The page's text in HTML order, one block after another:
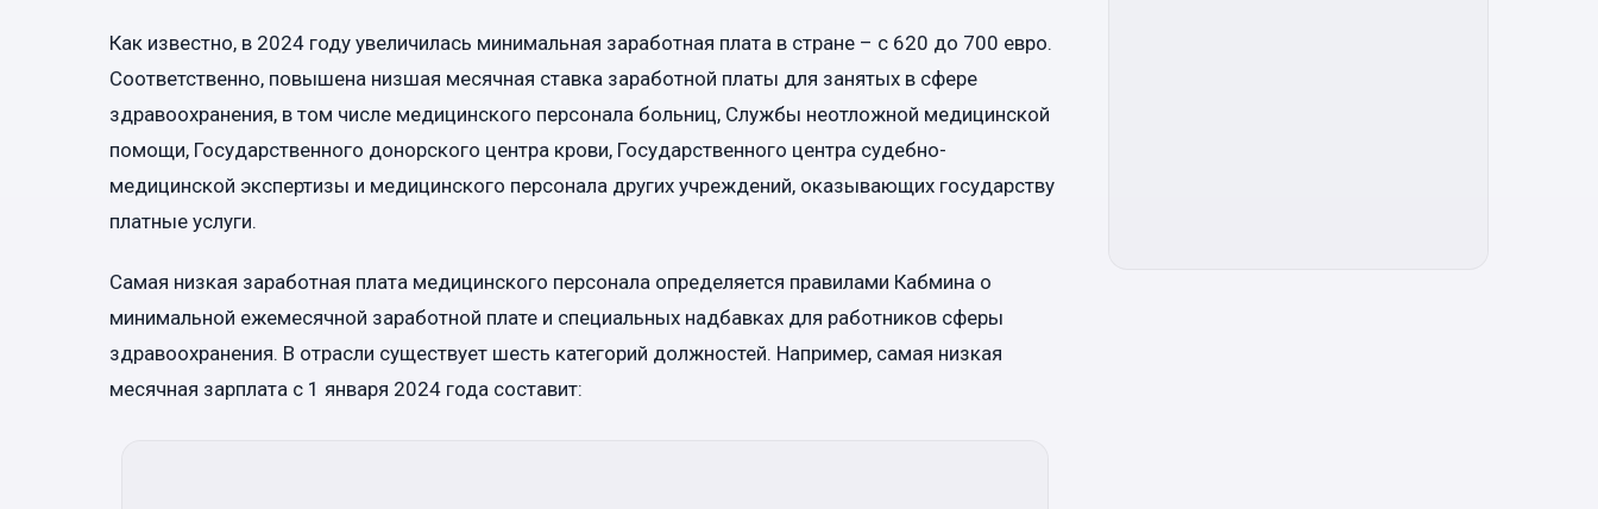
Как известно, в 2024 году увеличилась минимальная заработная плата в стране – с 620 до 700 евро.
Соответственно, повышена низшая месячная ставка заработной платы для занятых в сфере
здравоохранения, в том числе медицинского персонала больниц, Службы неотложной медицинской
помощи, Государственного донорского центра крови, Государственного центра судебно-
медицинской экспертизы и медицинского персонала других учреждений, оказывающих государству
платные услуги.
Самая низкая заработная плата медицинского персонала определяется правилами Кабмина о
минимальной ежемесячной заработной плате и специальных надбавках для работников сферы
здравоохранения. В отрасли существует шесть категорий должностей. Например, самая низкая
месячная зарплата с 1 января 2024 года составит: